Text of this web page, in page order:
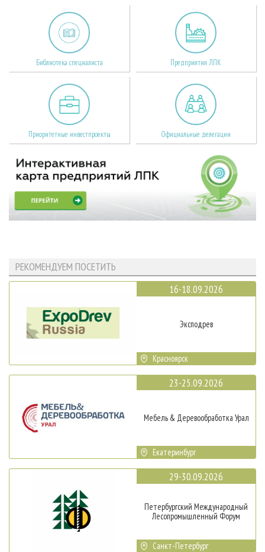
Библиотека специалиста Предприятия ЛПК
Приоритетные инвестпроекты Официальные делегации
РЕКОМЕНДУЕМ ПОСЕТИТЬ
16-18.09.2026
Эксподрев
Красноярск
23-25.09.2026
Мебель & Деревообработка Урал
Екатеринбург
29-30.09.2026
Петербургский Международный
Лесопромышленный Форум
Санкт-Петербург